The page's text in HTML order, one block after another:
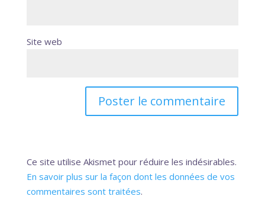
Site web
Ce site utilise Akismet pour réduire les indésirables.
En savoir plus sur la façon dont les données de vos
commentaires sont traitées.